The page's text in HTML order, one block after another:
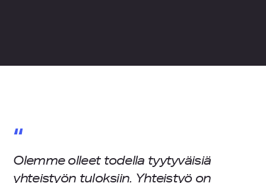
“
Olemme olleet todella tyytyväisiä
yhteistyön tuloksiin. Yhteistyö on